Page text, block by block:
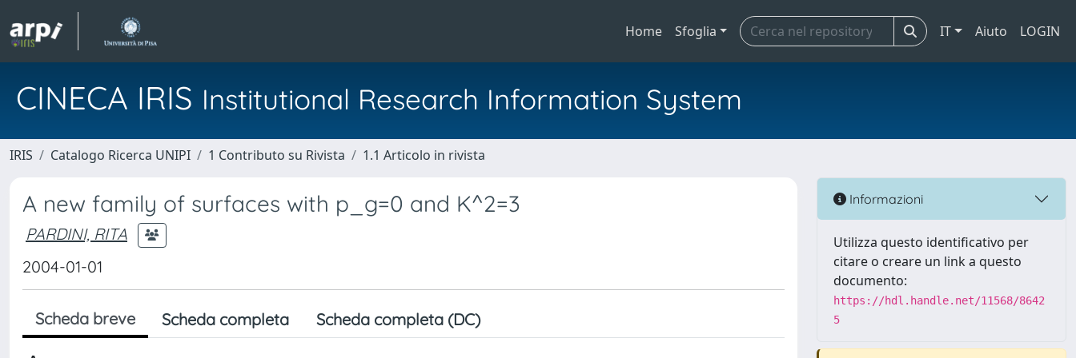
Home Sfoglia IT Aiuto LOGIN
CINECA IRIS Institutional Research Information System
IRIS Catalogo Ricerca UNIPI 1 Contributo su Rivista 1.1 Articolo in rivista
A new family of surfaces with p_g=0 and K^2=3
PARDINI, RITA
2004-01-01
Scheda breve Scheda completa Scheda completa (DC)
Informazioni
Utilizza questo identificativo per
citare o creare un link a questo
documento:
https://hdl.handle.net/11568/8642
5